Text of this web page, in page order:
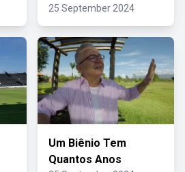
25 September 2024
Um Biênio Tem
Quantos Anos